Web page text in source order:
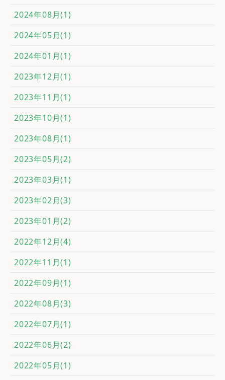
2024年08月(1)
2024年05月(1)
2024年01月(1)
2023年12月(1)
2023年11月(1)
2023年10月(1)
2023年08月(1)
2023年05月(2)
2023年03月(1)
2023年02月(3)
2023年01月(2)
2022年12月(4)
2022年11月(1)
2022年09月(1)
2022年08月(3)
2022年07月(1)
2022年06月(2)
2022年05月(1)